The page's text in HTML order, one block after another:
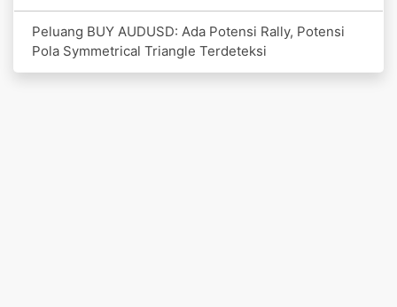
Peluang BUY AUDUSD: Ada Potensi Rally, Potensi
Pola Symmetrical Triangle Terdeteksi